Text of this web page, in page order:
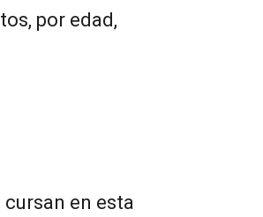
por edad,
cursan en esta